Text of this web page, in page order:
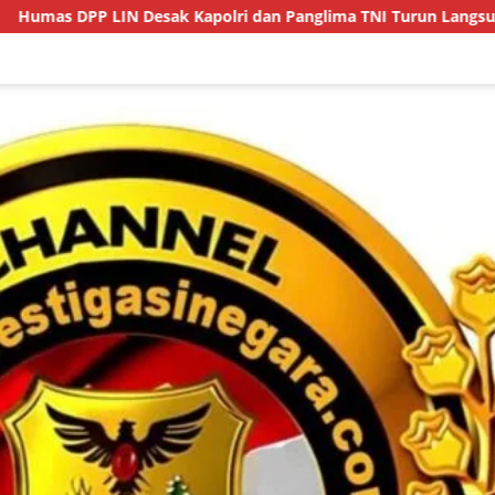
Kapolri dan Panglima TNI Turun Langsung Usut Dugaan